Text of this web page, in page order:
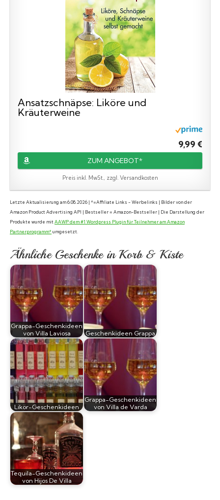
Ansatzschnäpse: Liköre und
Kräuterweine
9,99 €
ZUM ANGEBOT*
Preis inkl. MwSt., zzgl. Versandkosten
Letzte Aktualisierung am 6.08.2026 | *=Affiliate Links - Werbelinks | Bilder von der
Amazon Product Advertising API | Bestseller = Amazon-Bestseller | Die Darstellung der
Produkte wurde mitAAWP dem #1 Wordpress Plugin für Teilnehmer am Amazon
Partnerprogramm*umgesetzt.
Ähnliche Geschenke in Korb & Kiste
Grappa-Geschenkideen
von Villa Laviosa
Geschenkideen Grappa
Likör-Geschenkideen
Grappa-Geschenkideen
von Villa de Varda
Tequila-Geschenkideen
von Hijos De Villa